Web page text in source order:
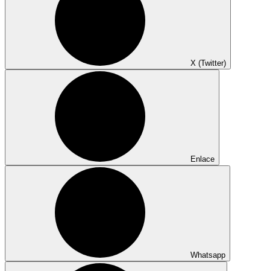
X (Twitter)
Enlace
Whatsapp